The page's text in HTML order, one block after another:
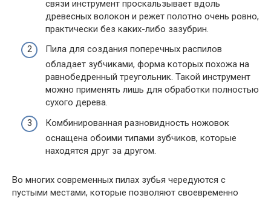
связи инструмент проскальзывает вдоль
древесных волокон и режет полотно очень ровно,
практически без каких-либо зазубрин.
Пила для создания поперечных распилов
обладает зубчиками, форма которых похожа на
равнобедренный треугольник. Такой инструмент
можно применять лишь для обработки полностью
сухого дерева.
Комбинированная разновидность ножовок
оснащена обоими типами зубчиков, которые
находятся друг за другом.
Во многих современных пилах зубья чередуются с
пустыми местами, которые позволяют своевременно